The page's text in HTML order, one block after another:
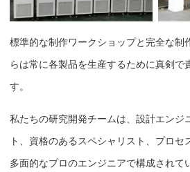
標準的な制作ワークショップと完全な制
らは常に各製品を生産するために真剣で
す。
私たちの研究開発チームは、設計エンジ
ト、資格のあるスペシャリスト、プロセ
多面的なプロのエンジニアで構成されて